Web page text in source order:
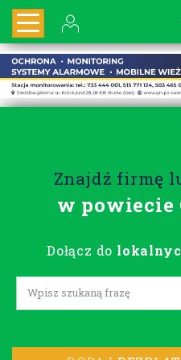
Znajdź firmę
w powiecie
Dołącz do
Lorem ipsum